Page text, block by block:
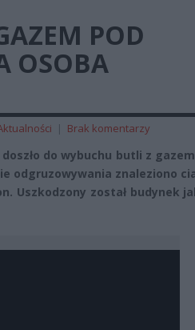
POD
OSOBA
| Brak komentarzy
do wybuchu butli z
odgruzowywania znaleziono
Uszkodzony został budynek